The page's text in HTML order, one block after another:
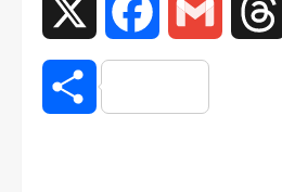
Facebook Gmail
Compartir